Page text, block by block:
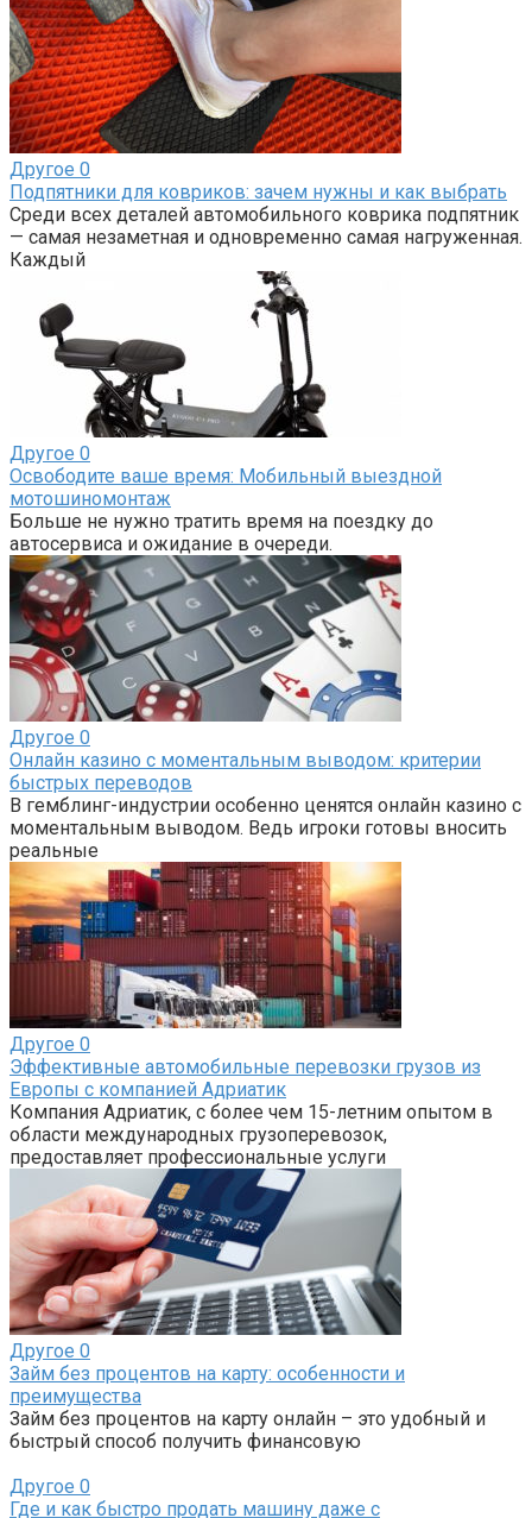
Другое 0
Подпятники для ковриков: зачем нужны и как выбрать
Среди всех деталей автомобильного коврика подпятник
— самая незаметная и одновременно самая нагруженная.
Каждый
Другое 0
Освободите ваше время: Мобильный выездной
мотошиномонтаж
Больше не нужно тратить время на поездку до
автосервиса и ожидание в очереди.
Другое 0
Онлайн казино с моментальным выводом: критерии
быстрых переводов
В гемблинг-индустрии особенно ценятся онлайн казино с
моментальным выводом. Ведь игроки готовы вносить
реальные
Другое 0
Эффективные автомобильные перевозки грузов из
Европы с компанией Адриатик
Компания Адриатик, с более чем 15-летним опытом в
области международных грузоперевозок,
предоставляет профессиональные услуги
Другое 0
Займ без процентов на карту: особенности и
преимущества
Займ без процентов на карту онлайн – это удобный и
быстрый способ получить финансовую
Другое 0
Где и как быстро продать машину даже с